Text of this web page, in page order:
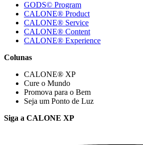
GODS© Program
CALONE® Product
CALONE® Service
CALONE® Content
CALONE® Experience
Colunas
CALONE® XP
Cure o Mundo
Promova para o Bem
Seja um Ponto de Luz
Siga a CALONE XP